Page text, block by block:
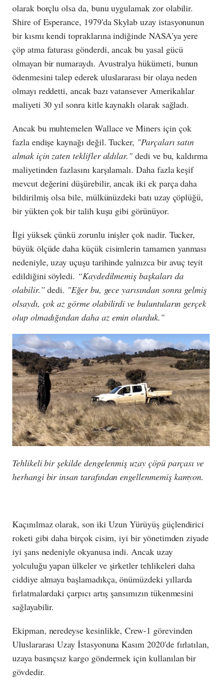
olarak borçlu olsa da, bunu uygulamak zor olabilir.
Shire of Esperance, 1979'da Skylab uzay istasyonunun
bir kısmı kendi topraklarına indiğinde NASA'ya yere
çöp atma faturası gönderdi, ancak bu yasal gücü
olmayan bir numaraydı. Avustralya hükümeti, bunun
ödenmesini talep ederek uluslararası bir olaya neden
olmayı reddetti, ancak bazı vatansever Amerikalılar
maliyeti 30 yıl sonra kitle kaynaklı olarak sağladı.
Ancak bu muhtemelen Wallace ve Miners için çok
fazla endişe kaynağı değil. Tucker, "Parçaları satın
almak için zaten teklifler aldılar." dedi ve bu, kaldırma
maliyetinden fazlasını karşılamalı. Daha fazla keşif
mevcut değerini düşürebilir, ancak iki ek parça daha
bildirilmiş olsa bile, mülkünüzdeki batı uzay çöplüğü,
bir yükten çok bir talih kuşu gibi görünüyor.
İlgi yüksek çünkü zorunlu inişler çok nadir. Tucker,
büyük ölçüde daha küçük cisimlerin tamamen yanması
nedeniyle, uzay uçuşu tarihinde yalnızca bir avuç teyit
edildiğini söyledi. “Kaydedilmemiş başkaları da
olabilir.”dedi. "Eğer bu, gece yarısından sonra gelmiş
olsaydı, çok az görme olabilirdi ve buluntuların gerçek
olup olmadığından daha az emin olurduk."
Tehlikeli bir şekilde dengelenmiş uzay çöpü parçası ve
herhangi bir insan tarafından engellenmemiş kamyon.
Kaçınılmaz olarak, son iki Uzun Yürüyüş güçlendirici
roketi gibi daha birçok cisim, iyi bir yönetimden ziyade
iyi şans nedeniyle okyanusa indi. Ancak uzay
yolculuğu yapan ülkeler ve şirketler tehlikeleri daha
ciddiye almaya başlamadıkça, önümüzdeki yıllarda
fırlatmalardaki çarpıcı artış şansımızın tükenmesini
sağlayabilir.
Ekipman, neredeyse kesinlikle, Crew-1 görevinden
Uluslararası Uzay İstasyonuna Kasım 2020'de fırlatılan,
uzaya basınçsız kargo göndermek için kullanılan bir
gövdedir.